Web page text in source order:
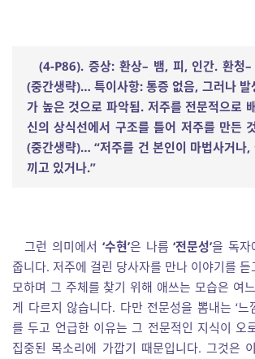
(4-P86). 증상: 환상– 뱀, 피, 인간.환청–
(중간생략)…특이사항:통증 없음, 그러나 발
가 높은 것으로 파악됨. 저주를 전문적으로
신의 상식선에서 구조를 틀어 저주를 만든
(중간생략)…“저주를 건 본인이 마법사거나,
끼고 있거나.”
그런 의미에서 ‘수현’은 나름‘전문성’을 독자
줍니다. 저주에 걸린 당사자를 만나 이야기를 듣
모하며 그 주체를 찾기 위해 애쓰는 모습은 여느
게 다르지 않습니다. 다만 전문성을 뽐내는 ‘느
를 두고 언급한 이유는 그 전문적인 지식이 오
집중된 목소리에 가깝기 때문입니다. 그것은